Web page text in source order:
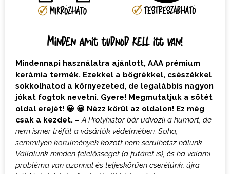
Minden amit tudnod kell itt van!
Mindennapi használatra ajánlott, AAA prémium
kerámia termék. Ezekkel a bögrékkel, csészékkel
sokkolhatod a környezeted, de legalábbis nagyon
jókat fogtok nevetni. Gyere! Megmutatjuk a sötét
oldal erejét! 😀 😀 Nézz körül az oldalon! Ez még
csak a kezdet. –A Prolyhistor bár üdvözli a humort, de
nem ismer tréfát a vásárlók védelmében. Soha,
semmilyen körülmények között nem sérülhetsz nálunk.
Vállalunk minden felelősséget (a futárét is), és ha valami
probléma van azonnal és teljeskörűen cserélünk, újra